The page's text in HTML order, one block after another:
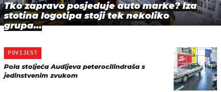
Tko zapravo posjeduje auto marke? Iza
stotina logotipa stoji tek nekoliko
grupa…
POVIJEST
Pola stoljeća Audijeva peterocilindraša s
jedinstvenim zvukom